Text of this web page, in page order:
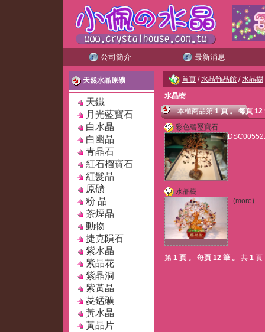
公司簡介 最新消息
天然水晶原礦
天鐵
月光藍寶石
白水晶
白幽晶
青晶石
紅石榴寶石
紅髮晶
原礦
粉 晶
茶煙晶
動物
捷克隕石
紫水晶
紫晶花
紫晶洞
紫黃晶
菱錳礦
黃水晶
黃晶片
首頁 /水晶飾品館 /水晶樹
水晶樹
本櫃商品第1 頁。每頁 12
彩色碧璽寶石
水晶樹
...(more)
第 1 頁 。 每頁 12 筆 。 共 1 頁